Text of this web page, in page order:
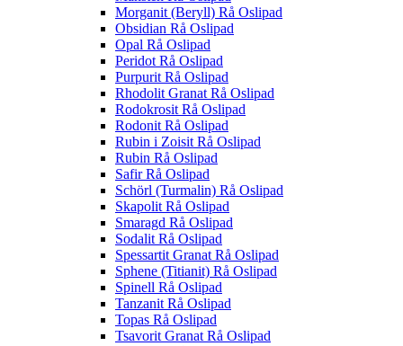
Morganit (Beryll) Rå Oslipad
Obsidian Rå Oslipad
Opal Rå Oslipad
Peridot Rå Oslipad
Purpurit Rå Oslipad
Rhodolit Granat Rå Oslipad
Rodokrosit Rå Oslipad
Rodonit Rå Oslipad
Rubin i Zoisit Rå Oslipad
Rubin Rå Oslipad
Safir Rå Oslipad
Schörl (Turmalin) Rå Oslipad
Skapolit Rå Oslipad
Smaragd Rå Oslipad
Sodalit Rå Oslipad
Spessartit Granat Rå Oslipad
Sphene (Titianit) Rå Oslipad
Spinell Rå Oslipad
Tanzanit Rå Oslipad
Topas Rå Oslipad
Tsavorit Granat Rå Oslipad